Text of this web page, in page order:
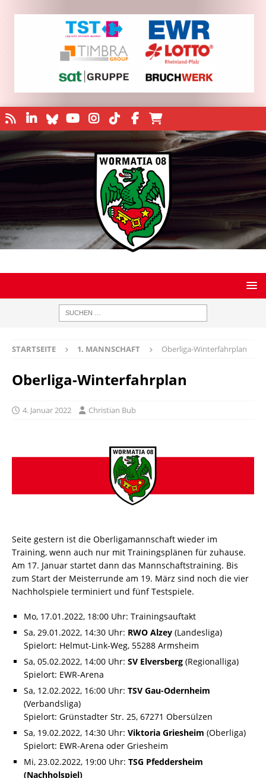
STARTSEITE 1. MANNSCHAFT Oberliga-Winterfahrplan
Oberliga-Winterfahrplan
4. Januar 2022 Christian Bub
Seite gestern ist die Oberligamannschaft wieder im
Training, wenn auch nur mit Trainingsplänen für zuhause.
Am 17. Januar startet dann das Mannschaftstraining. Bis
zum Start der Meisterrunde am 19. März sind noch die vier
Nachholspiele terminiert und fünf Testspiele.
Mo, 17.01.2022, 18:00 Uhr: Trainingsauftakt
Sa, 29.01.2022, 14:30 Uhr: RWO Alzey (Landesliga)
Spielort: Helmut-Link-Weg, 55288 Armsheim
Sa, 05.02.2022, 14:00 Uhr: SV Elversberg (Regionalliga)
Spielort: EWR-Arena
Sa, 12.02.2022, 16:00 Uhr: TSV Gau-Odernheim
(Verbandsliga)
Spielort: Grünstadter Str. 25, 67271 Obersülzen
Sa, 19.02.2022, 14:30 Uhr: Viktoria Griesheim (Oberliga)
Spielort: EWR-Arena oder Griesheim
Mi, 23.02.2022, 19:00 Uhr: TSG Pfeddersheim
(Nachholspiel)